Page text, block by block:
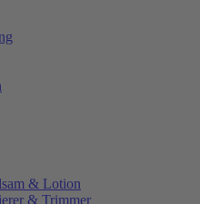
& Lotion
& Trimmer